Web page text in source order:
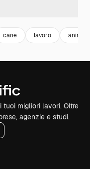
cane lavoro animali
tuoi migliori lavori. Oltre
agenzie e studi.